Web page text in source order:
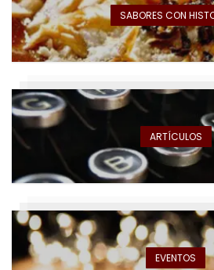
SABORES CON
ARTÍCULOS
EVENTOS